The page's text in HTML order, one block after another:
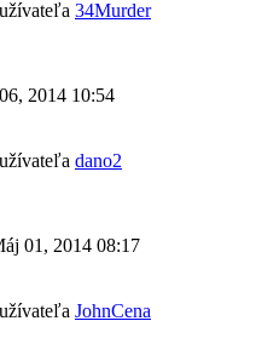
34Murder
2014 10:54
dano2
01, 2014 08:17
JohnCena